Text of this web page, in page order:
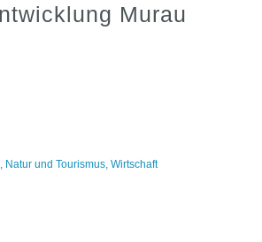
Murau
, Natur und Tourismus,Wirtschaft